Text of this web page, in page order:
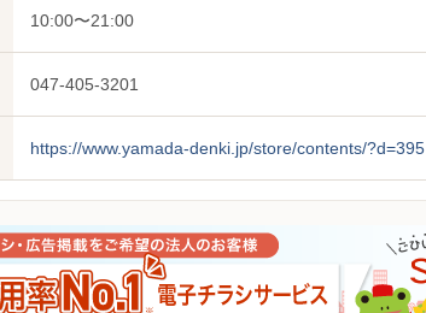
10:00〜21:00
047-405-3201
https://www.yamada-denki.jp/store/contents/?d=395